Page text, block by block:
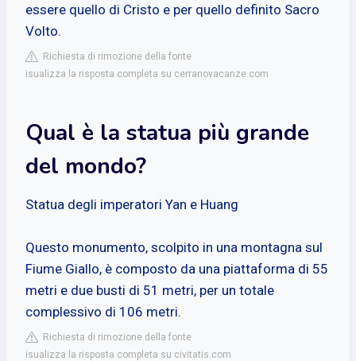
essere quello di Cristo e per quello definito Sacro
Volto.
Richiesta di rimozione della fonte
isualizza la risposta completa su cerranovacanze.com
Qual è la statua più grande
del mondo?
Statua degli imperatori Yan e Huang
Questo monumento, scolpito in una montagna sul
Fiume Giallo, è composto da una piattaforma di 55
metri e due busti di 51 metri, per un totale
complessivo di 106 metri.
Richiesta di rimozione della fonte
isualizza la risposta completa su civitatis.com